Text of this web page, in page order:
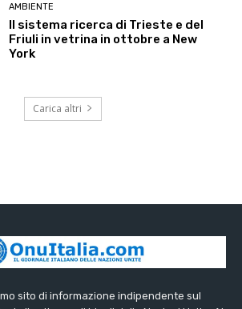
AMBIENTE
Il sistema ricerca di Trieste e del
Friuli in vetrina in ottobre a New
York
Carica altri
sito di informazione indipendente sul